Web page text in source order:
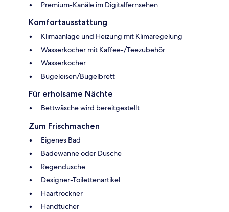
Premium-Kanäle im Digitalfernsehen
Komfortausstattung
Klimaanlage und Heizung mit Klimaregelung
Wasserkocher mit Kaffee-/Teezubehör
Wasserkocher
Bügeleisen/Bügelbrett
Für erholsame Nächte
Bettwäsche wird bereitgestellt
Zum Frischmachen
Eigenes Bad
Badewanne oder Dusche
Regendusche
Designer-Toilettenartikel
Haartrockner
Handtücher